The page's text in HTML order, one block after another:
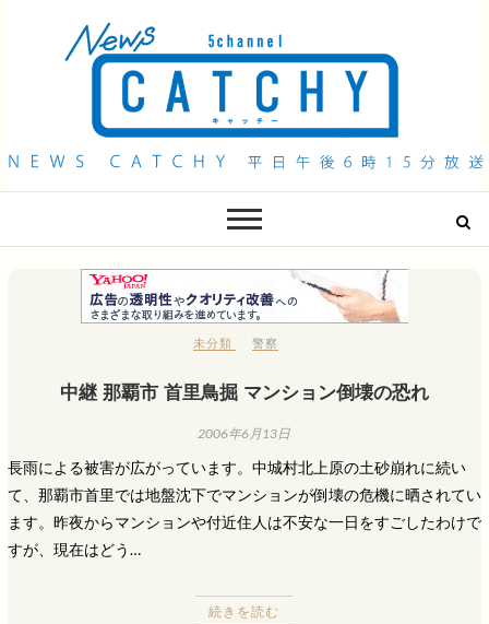
QAB NEWS Headline
未分類 警察
中継 那覇市 首里鳥掘 マンション倒壊の恐れ
2006年6月13日
長雨による被害が広がっています。中城村北上原の土砂崩れに続い
て、那覇市首里では地盤沈下でマンションが倒壊の危機に晒されてい
ます。昨夜からマンションや付近住人は不安な一日をすごしたわけで
すが、現在はどう…
続きを読む